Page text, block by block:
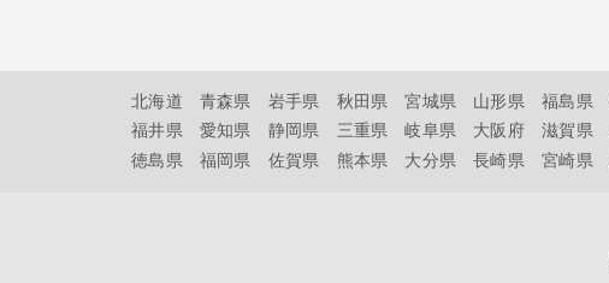
北海道 青森県 岩手県 秋田県 宮城県 山形県 福島県
福井県
愛知県 静岡県 三重県 岐阜県 大阪府 滋賀県
徳島県
福岡県 佐賀県 熊本県 大分県 長崎県 宮崎県